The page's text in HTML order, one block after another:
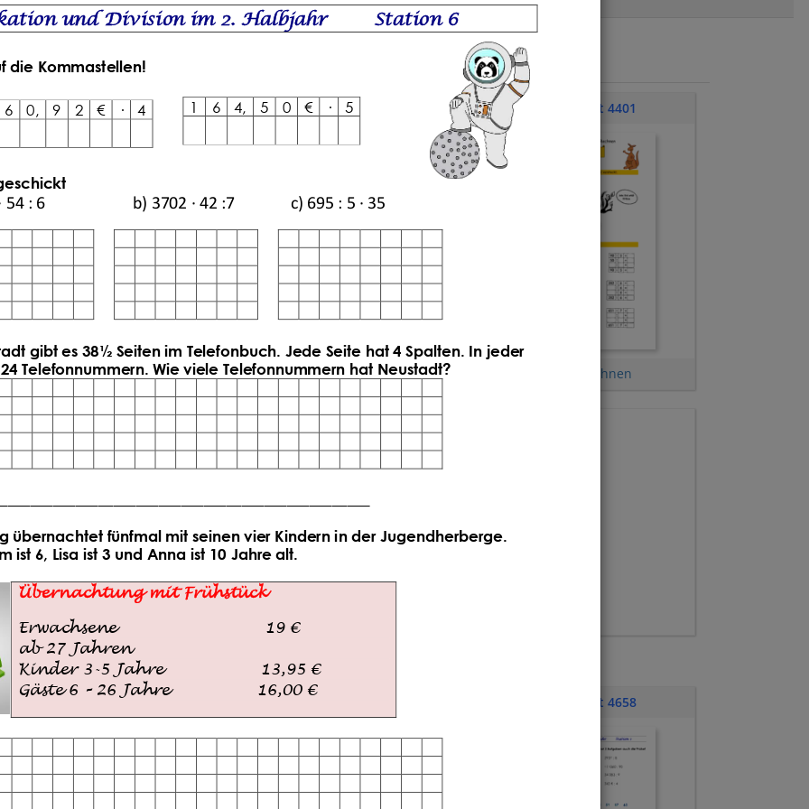
und Division im 2. Halbjahr        Station 6
die Kommastellen!
54 : 6                      b) 3702 · 42 :7              c) 695 : 5 · 35
gibt es 38½ Seiten im Telefonbuch. Jede Seite hat 4 Spalten. In jeder
Telefonnummern. Wie viele Telefonnummern hat Neustadt?
übernachtet fünfmal mit seinen vier Kindern in der Jugendherberge.
ist 6, Lisa ist 3 und Anna ist 10 Jahre alt.
Übernachtung mit Frühstück
Erwachsene
19 €
ab 27 Jahren
Kinder 3 -5 Jahre                   13,95 €
Gäste 6 – 26 Jahre                 16,00 €
6 0, 9 2 € · 4 1 6 4, 5 0 € · 5
Multiplikation und Division
Klassenarbeit 1334
Division,Schriftliche
,Teiler,
,Kettenaufgaben
Übungsblatt 4660
Aufgabensammlung aus
Klassenarbeiten und Tests,1.
Halbjahr,Multiplikation und
Division,Einführung in die
Übungsblatt 4401
Halbschriftliches Rechnen
Übungsblatt 4641 Klassenarbeit 596 Übungsblatt 4658